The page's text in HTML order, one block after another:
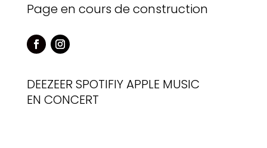
Page en cours de construction
DEEZEER SPOTIFIYAPPLE MUSIC
EN CONCERT